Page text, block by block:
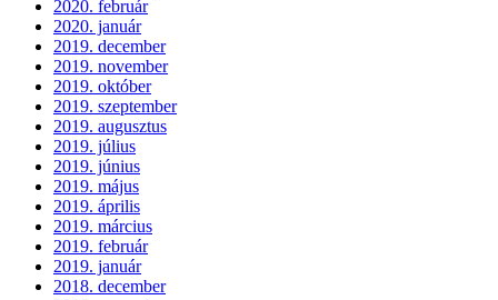
2020. február
2020. január
2019. december
2019. november
2019. október
2019. szeptember
2019. augusztus
2019. július
2019. június
2019. május
2019. április
2019. március
2019. február
2019. január
2018. december